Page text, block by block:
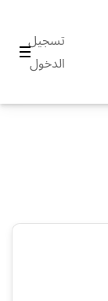
تسجيل
الدخول